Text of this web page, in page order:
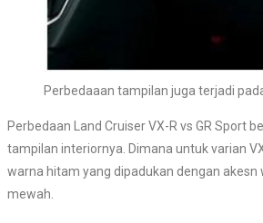
Perbedaaan tampilan juga terjadi
Perbedaan Land Cruiser VX-R vs GR Sport
tampilan interiornya. Dimana untuk varian
warna hitam yang dipadukan dengan akesn
mewah.